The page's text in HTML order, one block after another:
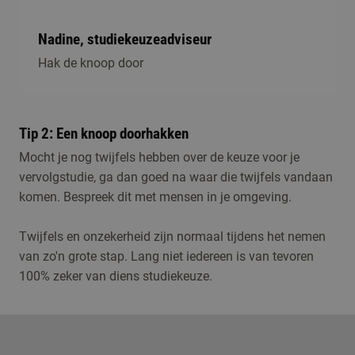
verdiepen.
Cursus of post-hbo opleiding
je baan achter dat je behoefte hebt aan
professionalisering en ga je (in samenspraak met je
werkgever) een cursus of post-hbo opleiding volgen. Er
zijn verschillende aanbieders van cursussen of post-hbo
opleidingen. Het is daarbij belangrijk om te kijken welke
voor professionals vind je onder de naam Fontys Pro.
Nadine, studiekeuzeadviseur
Hak de knoop door
Tip 2: Een knoop doorhakken
Mocht je nog twijfels hebben over de keuze voor je
vervolgstudie, ga dan goed na waar die twijfels vandaan
komen. Bespreek dit met mensen in je omgeving.
Twijfels en onzekerheid zijn normaal tijdens het nemen
van zo'n grote stap. Lang niet iedereen is van tevoren
100% zeker van diens studiekeuze.